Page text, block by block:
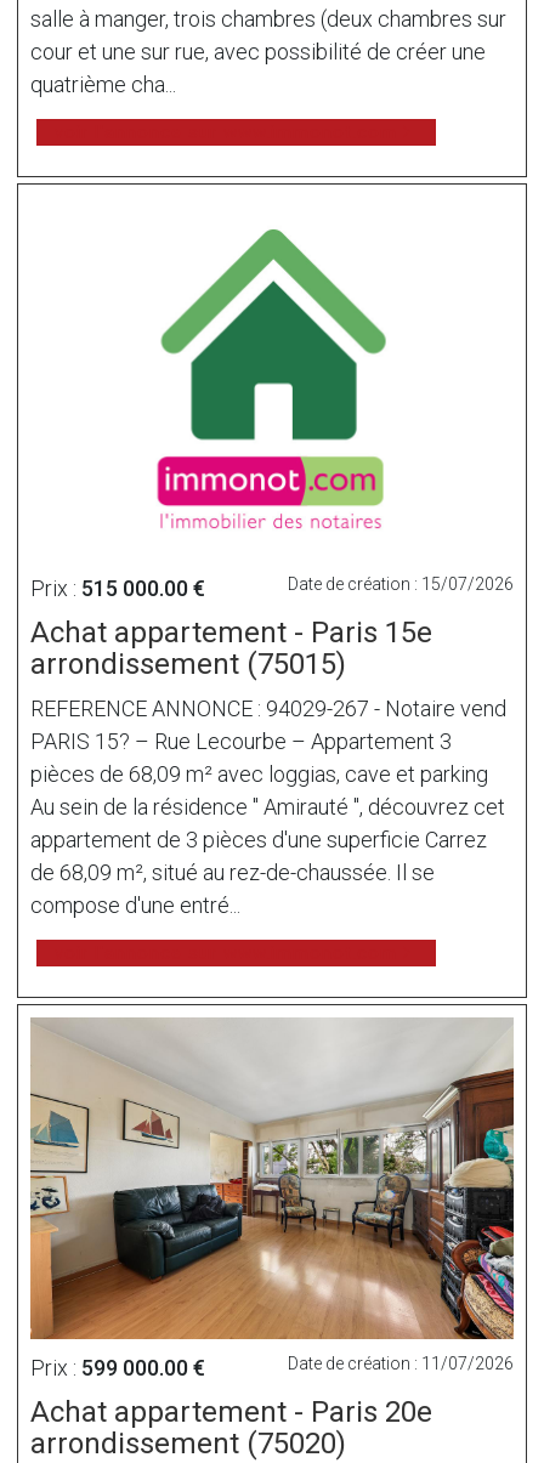
salle à manger, trois chambres (deux chambres sur
cour et une sur rue, avec possibilité de créer une
quatrième cha...
Prix : 515 000.00 € Date de création : 15/07/2026
Achat appartement - Paris 15e
arrondissement (75015)
REFERENCE ANNONCE : 94029-267 - Notaire vend
PARIS 15? – Rue Lecourbe – Appartement 3
pièces de 68,09 m² avec loggias, cave et parking
Au sein de la résidence " Amirauté ", découvrez cet
appartement de 3 pièces d'une superficie Carrez
de 68,09 m², situé au rez-de-chaussée. Il se
compose d'une entré...
Prix : 599 000.00 € Date de création : 11/07/2026
Achat appartement - Paris 20e
arrondissement (75020)